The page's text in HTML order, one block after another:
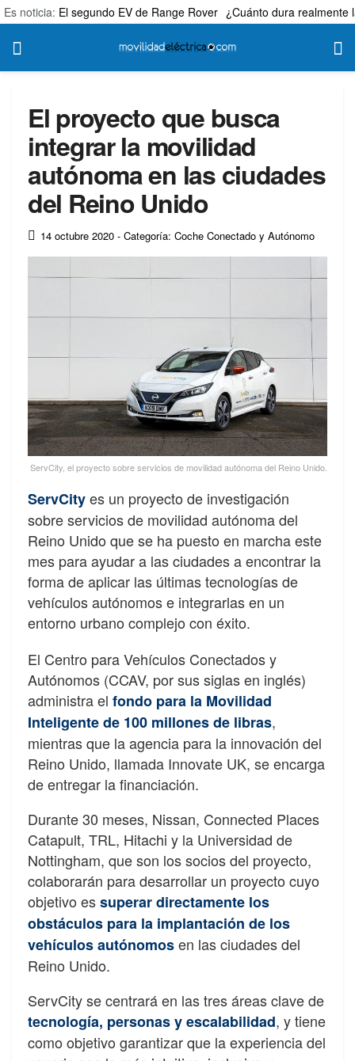
Es noticia: El segundo EV de Range Rover ¿Cuánto dura realmente
El proyecto que busca
integrar la movilidad
autónoma en las ciudades
del Reino Unido
14 octubre 2020 - Categoría: Coche Conectado y Autónomo
ServCity, el proyecto sobre servicios de movilidad autónoma del Reino Unido.
ServCityes un proyecto de investigación
sobre servicios de movilidad autónoma del
Reino Unido que se ha puesto en marcha este
mes para ayudar a las ciudades a encontrar la
forma de aplicar las últimas tecnologías de
vehículos autónomos e integrarlas en un
entorno urbano complejo con éxito.
El Centro para Vehículos Conectados y
Autónomos (CCAV, por sus siglas en inglés)
administra el fondo para la Movilidad
Inteligente de 100 millones de libras,
mientras que la agencia para la innovación del
Reino Unido, llamada Innovate UK, se encarga
de entregar la financiación.
Durante 30 meses, Nissan, Connected Places
Catapult, TRL, Hitachi y la Universidad de
Nottingham, que son los socios del proyecto,
colaborarán para desarrollar un proyecto cuyo
objetivo essuperar directamente los
obstáculos para la implantación de los
vehículos autónomosen las ciudades del
Reino Unido.
ServCity se centrará en las tres áreas clave de
tecnología, personas y escalabilidad, y tiene
como objetivo garantizar que la experiencia del